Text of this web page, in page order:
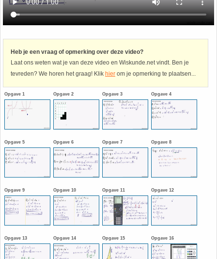
Heb je een vraag of opmerking over deze video?
Laat ons weten wat je van deze video en Wiskunde.net vindt. Ben je
tevreden? We horen het graag! Klik hier om je opmerking te plaatsen...
Opgave 1 Opgave 2 Opgave 3 Opgave 4
Opgave 5 Opgave 6 Opgave 7 Opgave 8
Opgave 9 Opgave 10 Opgave 11 Opgave 12
Opgave 13 Opgave 14 Opgave 15 Opgave 16
Havo
HAVO 4B - Hoofdstuk 4 - Werken met formules
HAVO 4B - Hoofdstuk 5 - Machten, exponenten
en logaritmen
HAVO 4B - Hoofdstuk 6 - De afgeleide functie
HAVO 5B - Hoofdstuk 7 - Lijnen en cirkels
HAVO 5B - Hoofdstuk 8 - Goniometrie
HAVO 5B - Hoofdstuk 9 - Exponentiële verbanden
HAVO 5B - Hoofdstuk 10 - Meetkundige
berekeningen
9. Het getal van Euler
11. Inhoud cilinder
12. Inhoud kegel
13. Inhoud piramide
14. Inhoud prisma
15. Lijn door 2 gegeven punten
16. Logaritmen
17. Machten
18. Matrices